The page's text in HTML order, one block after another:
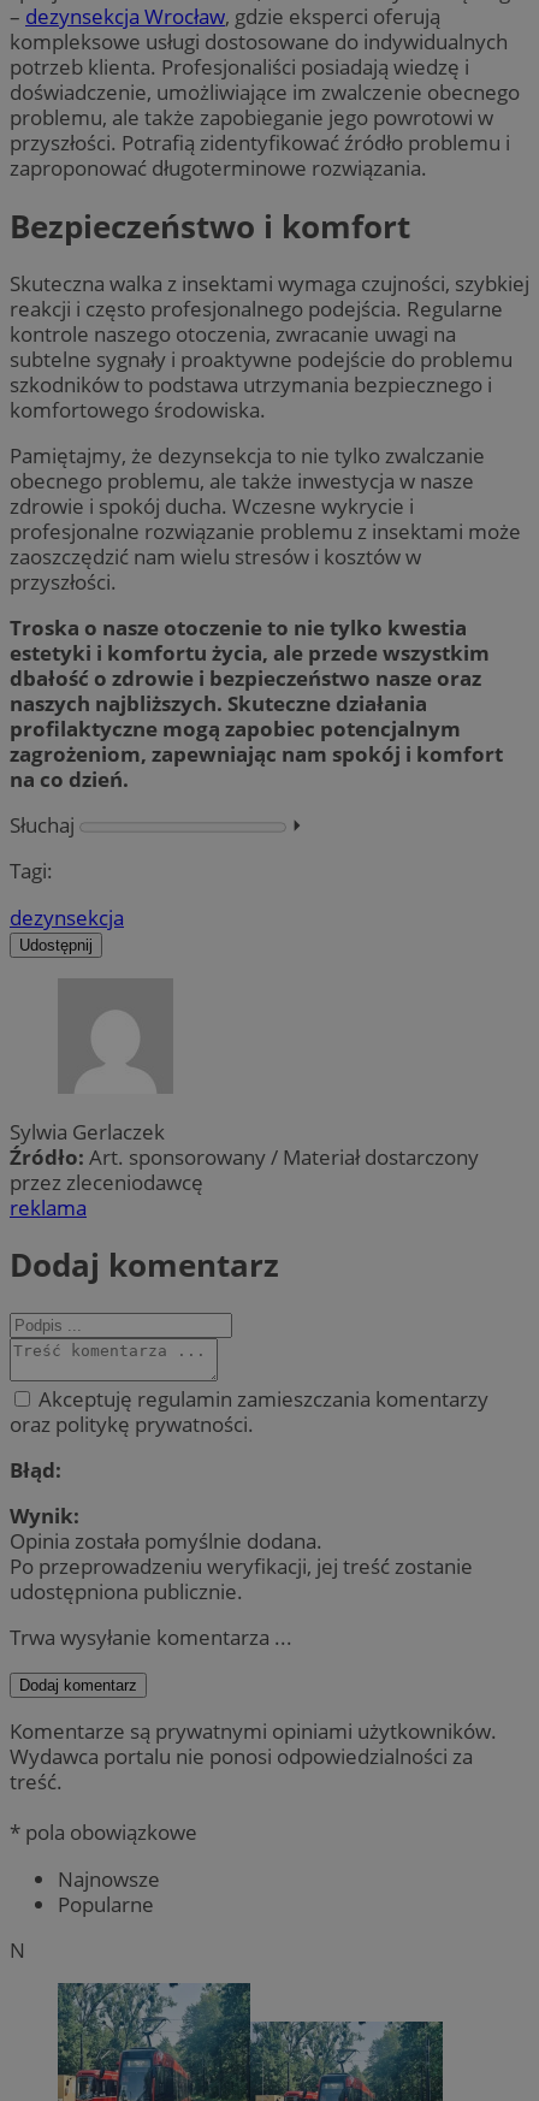
– dezynsekcja Wrocław, gdzie eksperci oferują
kompleksowe usługi dostosowane do indywidualnych
potrzeb klienta. Profesjonaliści posiadają wiedzę i
doświadczenie, umożliwiające im zwalczenie obecnego
problemu, ale także zapobieganie jego powrotowi w
przyszłości. Potrafią zidentyfikować źródło problemu i
zaproponować długoterminowe rozwiązania.
Bezpieczeństwo i komfort
Skuteczna walka z insektami wymaga czujności, szybkiej
reakcji i często profesjonalnego podejścia. Regularne
kontrole naszego otoczenia, zwracanie uwagi na
subtelne sygnały i proaktywne podejście do problemu
szkodników to podstawa utrzymania bezpiecznego i
komfortowego środowiska.
Pamiętajmy, że dezynsekcja to nie tylko zwalczanie
obecnego problemu, ale także inwestycja w nasze
zdrowie i spokój ducha. Wczesne wykrycie i
profesjonalne rozwiązanie problemu z insektami może
zaoszczędzić nam wielu stresów i kosztów w
przyszłości.
Troska o nasze otoczenie to nie tylko kwestia
estetyki i komfortu życia, ale przede wszystkim
dbałość o zdrowie i bezpieczeństwo nasze oraz
naszych najbliższych. Skuteczne działania
profilaktyczne mogą zapobiec potencjalnym
zagrożeniom, zapewniając nam spokój i komfort
na co dzień.
Słuchaj
⏵︎
Tagi:
dezynsekcja
Udostępnij
Sylwia Gerlaczek
Źródło: Art. sponsorowany / Materiał dostarczony
przez zleceniodawcę
reklama
Dodaj komentarz
Akceptuję regulamin zamieszczania komentarzy
oraz politykę prywatności.
Błąd:
Wynik:
Opinia została pomyślnie dodana.
Po przeprowadzeniu weryfikacji, jej treść zostanie
udostępniona publicznie.
Trwa wysyłanie komentarza ...
Dodaj komentarz
Komentarze są prywatnymi opiniami użytkowników.
Wydawca portalu nie ponosi odpowiedzialności za
treść.
* pola obowiązkowe
Najnowsze
Popularne
N